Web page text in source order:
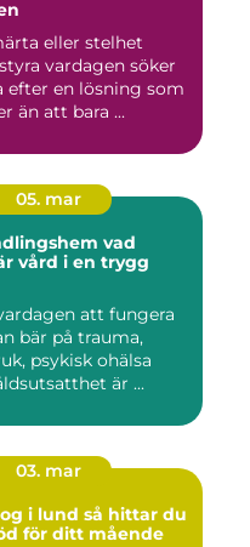
eller stelhet
vardagen söker
efter en lösning som
än att bara ...
05. mar
vad
vård i en trygg
att fungera
bär på trauma,
psykisk ohälsa
är ...
03. mar
så hittar du
för ditt mående